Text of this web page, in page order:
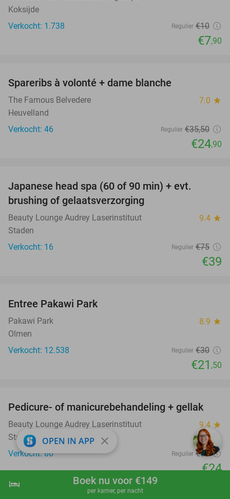
shopping_cart Boek nu
hotel Boek nu voor €149
per kamer, per nacht
Koksijde
Verkocht: 1.738
Regulier €10
€7,90
Spareribs à volonté + dame blanche
The Famous Belvedere 7.0 star
Heuvelland
Verkocht: 46
Regulier €35,50
€24,90
Japanese head spa (60 of 90 min) + evt.
brushing of gelaatsverzorging
Beauty Lounge Audrey Laserinstituut 9.4 star
Staden
Verkocht: 16
Regulier €75
€39
Entree Pakawi Park
Pakawi Park 8.9 star
Olmen
Verkocht: 12.538
Regulier €30
€21 ,50
55%
Pedicure- of manicurebehandeling + gellak
Beauty Lounge Audrey Laserinstituut 9.4 star
Staden
Verkocht: 86
Regulier €53
€24
OPEN IN APP close